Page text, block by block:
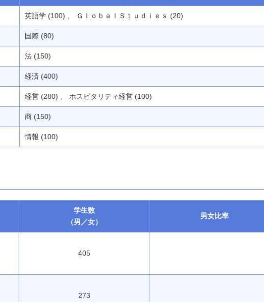
英語学 (100) 、 ＧｌｏｂａｌＳｔｕｄｉｅｓ (20)
国際 (80)
法 (150)
経済 (400)
経営 (280) 、 ホスピタリティ経営 (100)
商 (150)
情報 (100)
学生数
（男／女）
男女比率
405
273